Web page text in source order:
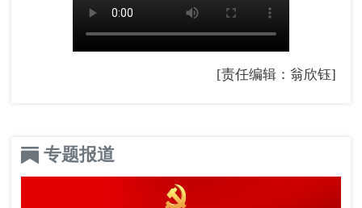
[责任编辑：翁欣钰]
专题报道